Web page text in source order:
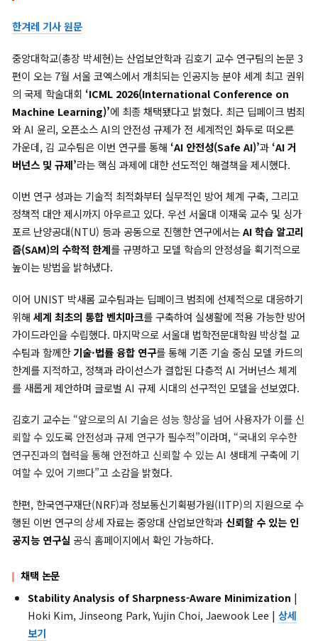
한겨레 기사 원문
중앙대학교(총장 박세현)는 산업보안학과 김호기 교수 연구팀의
편이 오는 7월 서울 코엑스에서 개최되는 인공지능 분야 세계 최고
의 국제 학술대회‘ICML 2026(International Conference
Machine Learning)’에 최종 채택됐다고 밝혔다. 최근 딥페이
가운데, 김 교수팀은 이번 연구를 통해‘AI 안전성(Safe AI)’과
버넌스 및 규제’라는 핵심 과제에 대한 선도적인 해결책을 제시했
이번 연구 성과는 기술적 최적화부터 실무적인 방어 체계 구축, 그
정책적 대안 제시까지 아우르고 있다. 우선 서울대 이재욱 교수 및
포르 난양공대(NTU) 등과 공동으로 진행한 연구에서는AI 학습
즘(SAM)의 수학적 한계를 규명하고 모델 학습의 안정성을 획기적
높이는 방법을 밝혀냈다.
이어 UNIST 박새롬 교수팀과는 딥페이크 범죄에 선제적으로 대
위해세계 최초의 통합 벤치마크를 구축하여 실생활에 적용 가능
수팀과 함께한기술·법률 융합 연구를 통해 기존 기술 중심 모델
한계를 지적하고, 정책과 라이선스가 결합된 다층적 AI 거버넌스
를 새롭게 제안하며 글로벌 AI 규제 시대의 선구적인 모델을 선보
김호기 교수는“앞으로의 AI 기술은 성능 향상을 넘어 사용자가 이
뢰할 수 있도록 안전성과 규제 연구가 필수적”이라며,“국내외 우
연구진과의 협력을 통해 안전하고 신뢰할 수 있는 AI 생태계 구축
한편, 한국연구재단(NRF)과 정보통신기획평가원(IITP)의 지원으
행된 이번 연구의 상세 자료는 중앙대 산업보안학과 신뢰할 수 있
공지능 연구실